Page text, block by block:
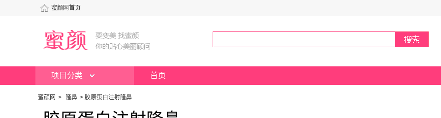
蜜颜网首页
项目分类 首页
蜜颜网 > 隆鼻 > 胶原蛋白注射隆鼻